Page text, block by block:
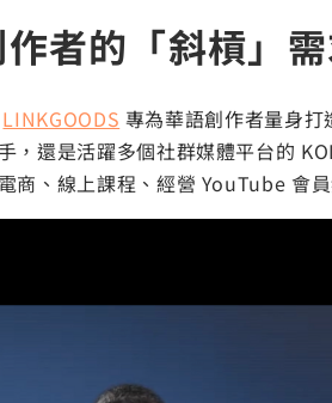
者的「斜槓」
LINKGOODS 專為華語創作者量身
，還是活躍多個社群媒體平台的
商、線上課程、經營 YouTube 會